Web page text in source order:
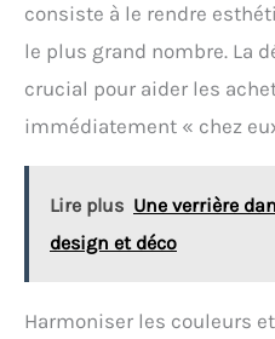
consiste à le rendre
le plus grand nombre. La
crucial pour aider les
immédiatement « chez
Lire plus Une verrière
design et déco
Harmoniser les couleurs